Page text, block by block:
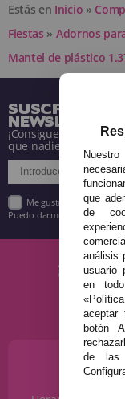
Estás en Inicio »
Fiestas » Adornos
Mantel de plástico
SUSCRÍBETE
NEWSLETTER
¡Consigue
que nadie!
Me gustaría recibir
Puedo darme de baja
que
de
análisis
usuario
en
aceptar
botón
de las